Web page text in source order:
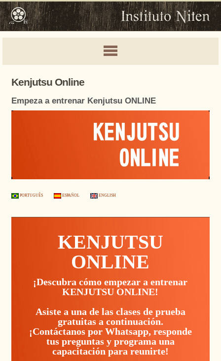
Kenjutsu Online
Empeza a entrenar Kenjutsu ONLINE
PORTUGUÊS ESPAÑOL ENGLISH
KENJUTSU
ONLINE
¡Descubra cómo empezar a entrenar
KENJUTSU ONLINE!
Asiste a una de las clases de prueba
gratuitas a continuación.
¡Contáctanos por Whatsapp, responde
tus preguntas y programa una
capacitación para reunirte!